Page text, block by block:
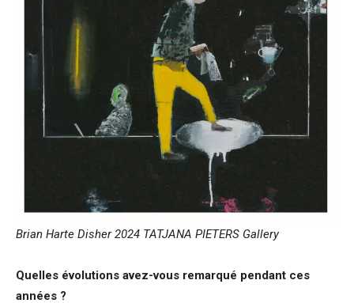
Brian Harte Disher 2024 TATJANA PIETERS Gallery
Quelles évolutions avez-vous remarqué pendant ces
années ?